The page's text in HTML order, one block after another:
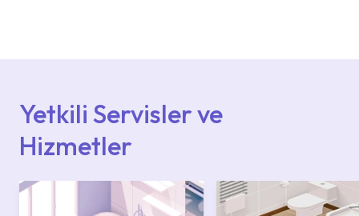
Yetkili Servisler ve
Hizmetler